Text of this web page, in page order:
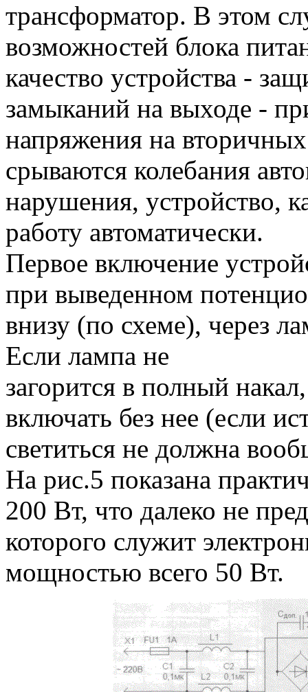
трансформатор. В этом
возможностей блока
качество устройства -
замыканий на выходе -
напряжения на
срываются колебания
нарушения, устройство,
работу автоматически.
Первое включение
при выведенном
внизу (по схеме), через
Если лампа не
загорится в полный
включать без нее (если
светиться не должна
На рис.5 показана
200 Вт, что далеко не
которого служит
мощностью всего 50 Вт.